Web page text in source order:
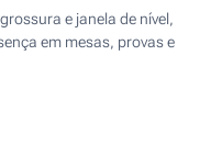
e janela de nível,
em mesas, provas e